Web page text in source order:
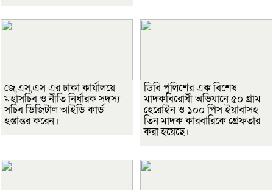
জে,এস,এস এর ঢাকা কার্যালয়ে
মহাসচিব ও নীতি নির্ধারক সদস্য
সচিব ডিজিটাল আইডি কার্ড
হস্তান্তর করেন।
ডিবি পুলিশের এক বিশেষ
মাদকবিরোধী অভিযানে ৫০ গ্রাম
হেরোইন ও ১০০ পিস ইয়াবাসহ
তিন মাদক কারবারিকে গ্রেফতার
করা হয়েছে।